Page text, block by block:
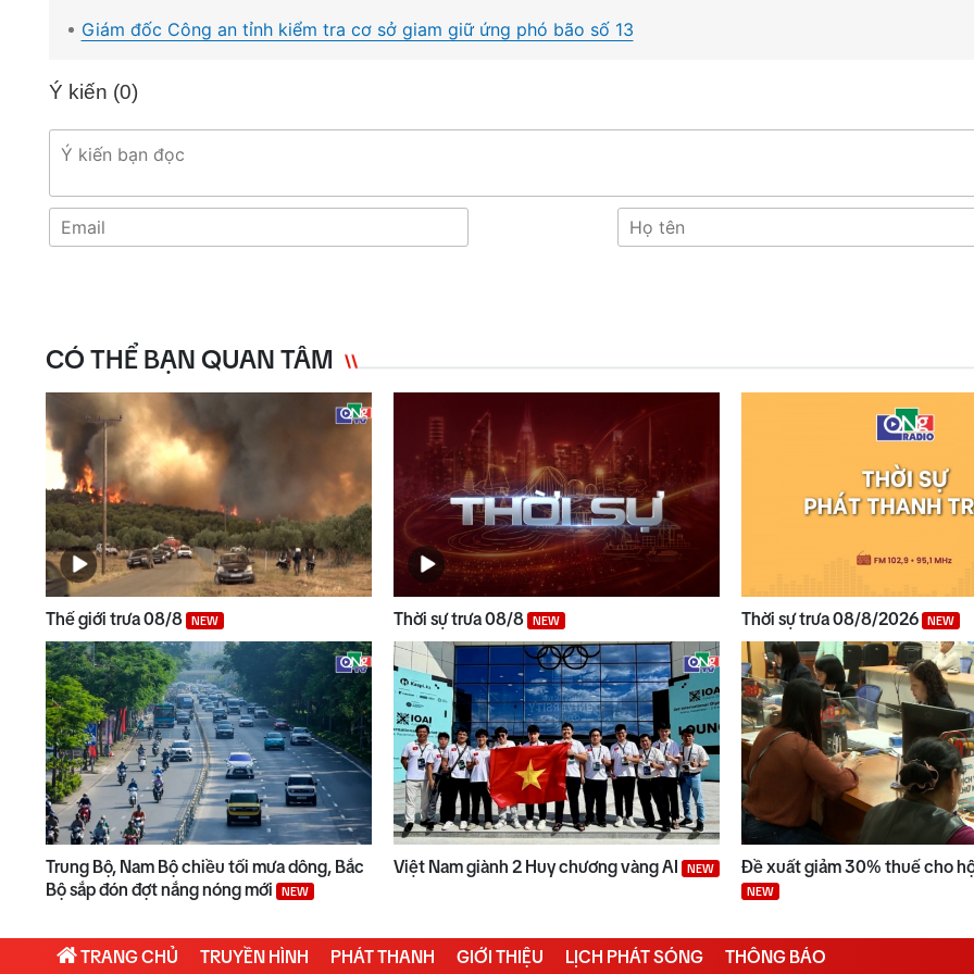
Giám đốc Công an tỉnh kiểm tra cơ sở giam giữ ứng phó bão số 13
Ý kiến (0)
CÓ THỂ BẠN QUAN TÂM
Thế giới trưa 08/8 NEW Thời sự trưa 08/8 NEW Thời sự trưa 08/8/2026 NEW
Trung Bộ, Nam Bộ chiều tối mưa dông, Bắc
Bộ sắp đón đợt nắng nóng mới
NEW
Việt Nam giành 2 Huy chương vàng AI NEW Đề xuất giảm 30% thuế cho
NEW
TRANG CHỦ TRUYỀN HÌNH PHÁT THANH GIỚI THIỆU LỊCH PHÁT SÓNG THÔNG BÁO